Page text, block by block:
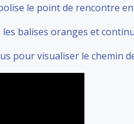
le point de rencontre
balises oranges et
pour visualiser le chemin